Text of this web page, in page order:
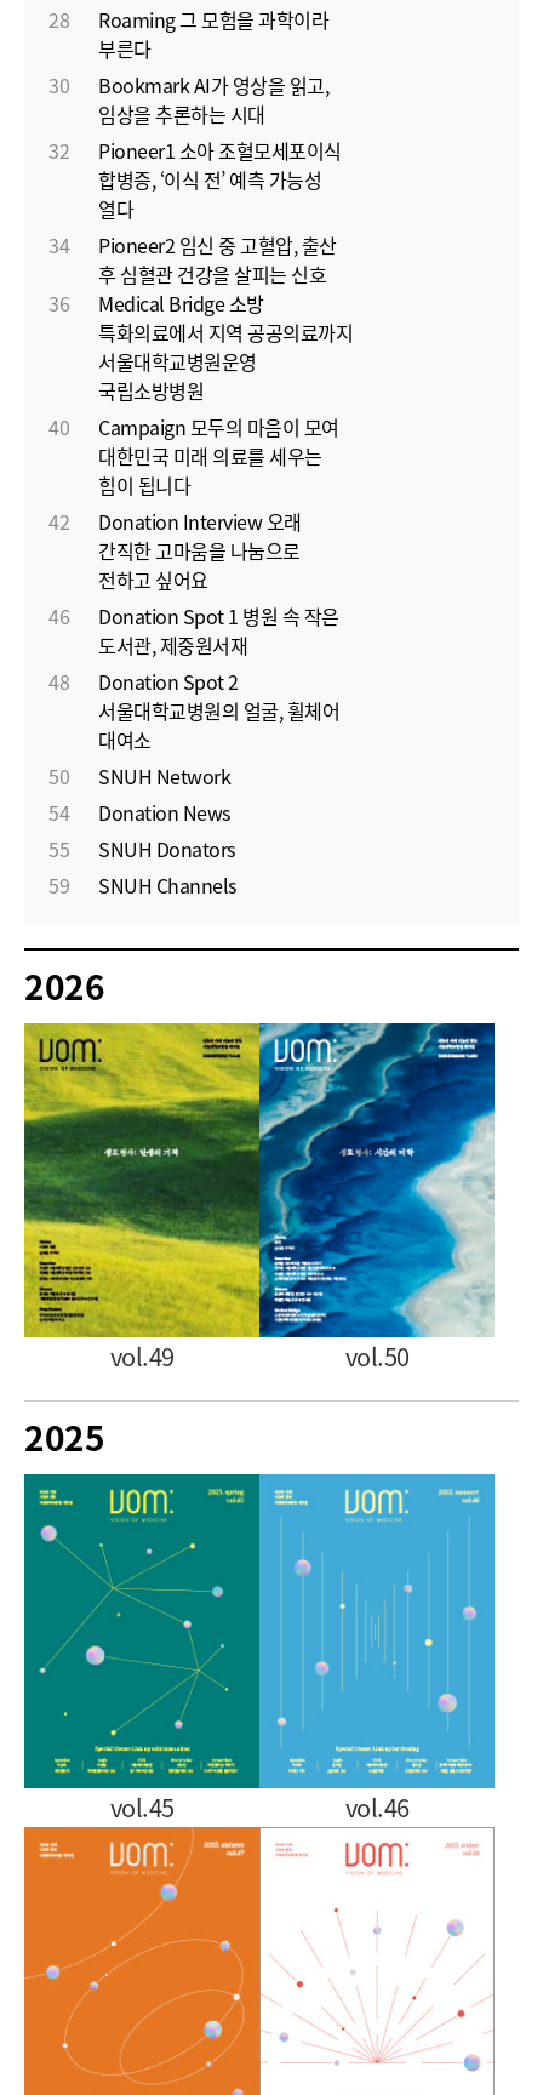
28
Roaming 그 모험을 과학이라
부른다
30
Bookmark AI가 영상을 읽고,
임상을 추론하는 시대
32
Pioneer1 소아 조혈모세포이식
합병증, ‘이식 전’ 예측 가능성
열다
34
Pioneer2 임신 중 고혈압, 출산
후 심혈관 건강을 살피는 신호
36
Medical Bridge 소방
특화의료에서 지역 공공의료까지
서울대학교병원운영
국립소방병원
40
Campaign 모두의 마음이 모여
대한민국 미래 의료를 세우는
힘이 됩니다
42
Donation Interview 오래
간직한 고마움을 나눔으로
전하고 싶어요
46
Donation Spot 1 병원 속 작은
도서관, 제중원서재
48
Donation Spot 2
서울대학교병원의 얼굴, 휠체어
대여소
50
SNUH Network
54
Donation News
55
SNUH Donators
59
SNUH Channels
2026
vol.49 vol.50
2025
vol.45 vol.46